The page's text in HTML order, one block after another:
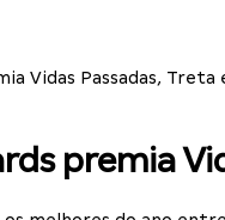
Vidas Passadas, Treta
premia